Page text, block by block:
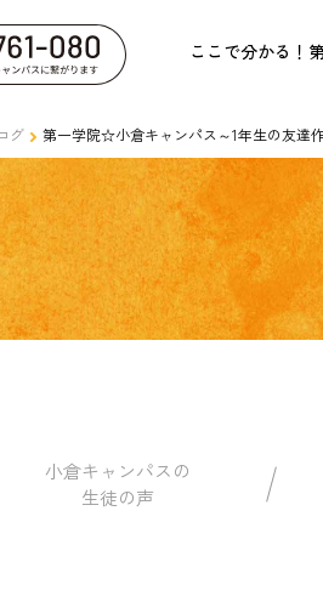
ここで分かる！
グ 第一学院☆小倉キャンパス～1年生の友達
小倉キャンパスの
生徒の声